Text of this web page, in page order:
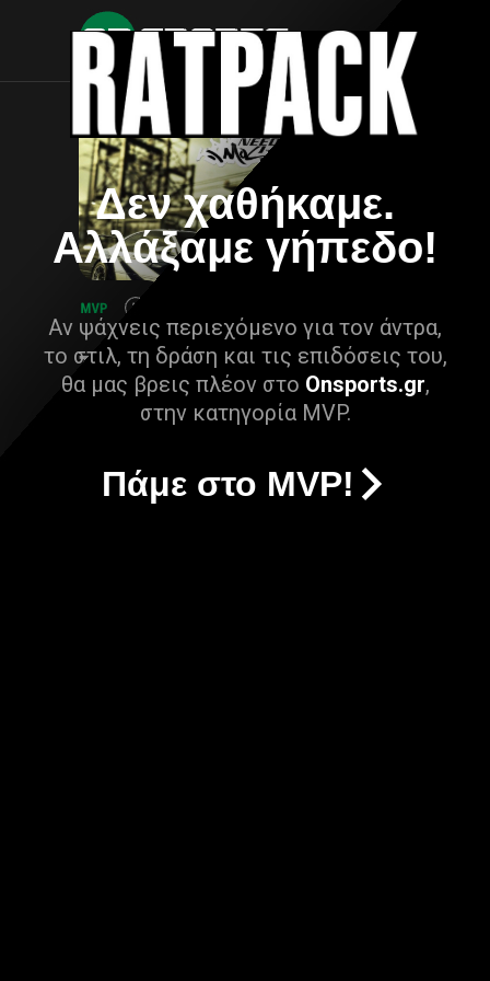
Δεν χαθήκαμε.
Αλλάξαμε γήπεδο!
Αν ψάχνεις περιεχόμενο για τον άντρα,
το στιλ, τη δράση και τις επιδόσεις του,
θα μας βρεις πλέον στο Onsports.gr,
στην κατηγορία MVP.
Πάμε στο MVP!